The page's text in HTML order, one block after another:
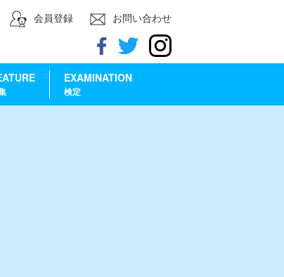
会員登録 お問い合わせ
EXAMINATION
検定